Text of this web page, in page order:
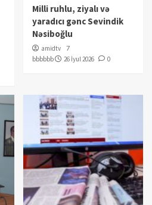
Milli ruhlu, ziyalı və
yaradıcı gənc Sevindik
Nəsiboğlu
amidtv
7
bbbbbb
26 İyul 2026 0